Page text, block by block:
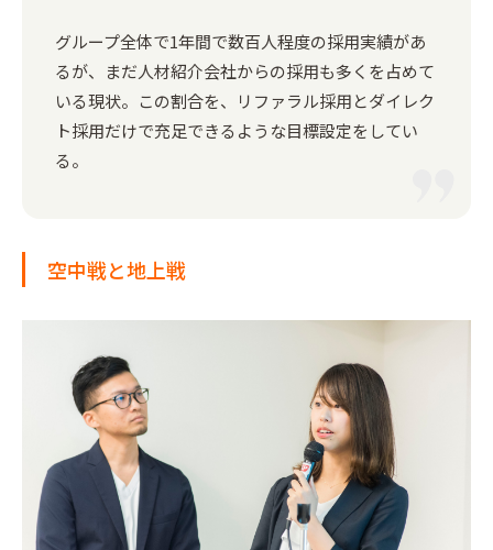
グループ全体で1年間で数百人程度の採用実績があ
るが、まだ人材紹介会社からの採用も多くを占めて
いる現状。この割合を、リファラル採用とダイレク
ト採用だけで充足できるような目標設定をしてい
る。
空中戦と地上戦